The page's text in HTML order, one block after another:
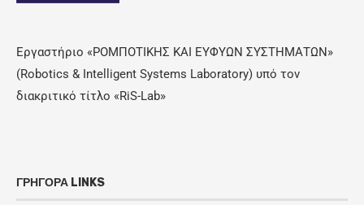
Εργαστήριο «ΡΟΜΠΟΤΙΚΗΣ ΚΑΙ ΕΥΦΥΩΝ ΣΥΣΤΗΜΑΤΩΝ»
(Robotics & Intelligent Systems Laboratory) υπό τον
διακριτικό τίτλο «RiS-Lab»
ΓΡΉΓΟΡΑ LINKS